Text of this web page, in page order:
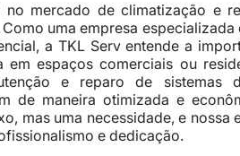
no mercado de climatização e
uma empresa especializada
a TKL Serv entende a
em espaços comerciais ou
e reparo de sistemas
de maneira otimizada e
mas uma necessidade, e
e dedicação.